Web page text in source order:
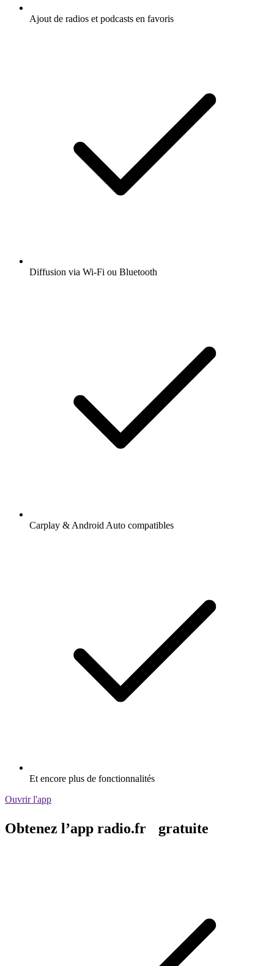
Ajout de radios et podcasts en favoris
Diffusion via Wi-Fi ou Bluetooth
Carplay & Android Auto compatibles
Et encore plus de fonctionnalités
Ouvrir l'app
Obtenez l’app radio.fr gratuite